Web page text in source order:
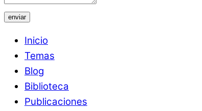
enviar
Inicio
Temas
Blog
Biblioteca
Publicaciones